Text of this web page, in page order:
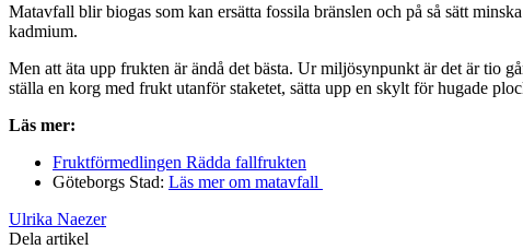
Matavfall blir biogas som kan ersätta fossila bränslen och på så sätt
kadmium.
Men att äta upp frukten är ändå det bästa. Ur miljösynpunkt är det är tio
ställa en korg med frukt utanför staketet, sätta upp en skylt för hugade
Läs mer:
Fruktförmedlingen Rädda fallfrukten
Göteborgs Stad: Läs mer om matavfall
Ulrika Naezer
Dela artikel